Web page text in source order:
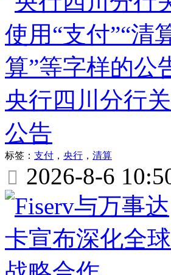
央行四川分行
公告
标签： 支付 ， 央行 ， 清算
 2026-8-6